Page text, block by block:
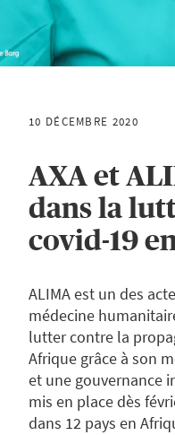
10 DÉCEMBRE 2020
AXA et
dans la
covid-19
ALIMA est un des
médecine
lutter contre la
Afrique grâce à son
et une gouvernance
mis en place dès
dans 12 pays en